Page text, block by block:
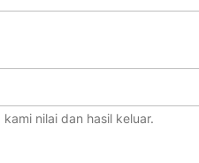
nilai dan hasil keluar.